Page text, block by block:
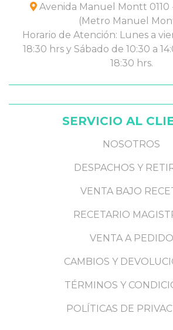
Avenida Manuel Montt 0110
(Metro Manuel
Horario de Atención: Lunes a
18:30 hrs y Sábado de 10:30 a
18:30 hrs.
SERVICIO AL
NOSOTROS
DESPACHOS Y
VENTA BAJO
RECETARIO
VENTA A PEDIDO
CAMBIOS Y
TÉRMINOS Y
POLÍTICAS DE